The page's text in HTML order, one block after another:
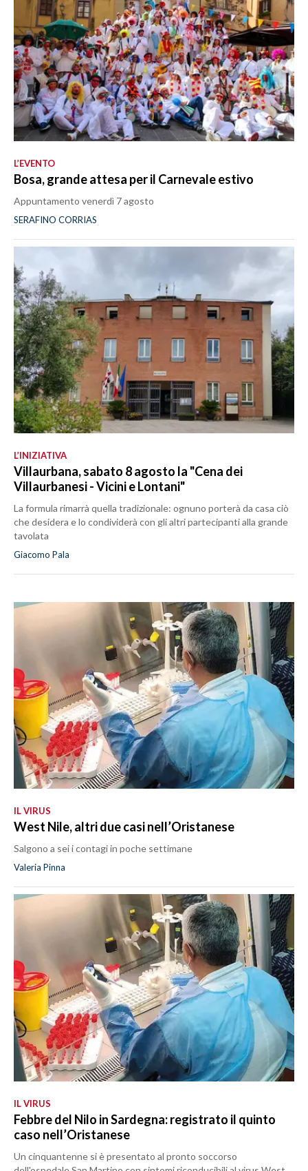
L’EVENTO
Bosa, grande attesa per il Carnevale estivo
Appuntamento venerdì 7 agosto
SERAFINO CORRIAS
L’INIZIATIVA
Villaurbana, sabato 8 agosto la "Cena dei
Villaurbanesi - Vicini e Lontani"
La formula rimarrà quella tradizionale: ognuno porterà da casa ciò
che desidera e lo condividerà con gli altri partecipanti alla grande
tavolata
Giacomo Pala
IL VIRUS
West Nile, altri due casi nell’Oristanese
Salgono a sei i contagi in poche settimane
Valeria Pinna
IL VIRUS
Febbre del Nilo in Sardegna: registrato il quinto
caso nell’Oristanese
Un cinquantenne si è presentato al pronto soccorso